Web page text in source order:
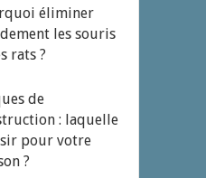
éliminer
les souris
rats ?
de
: laquelle
pour votre
?